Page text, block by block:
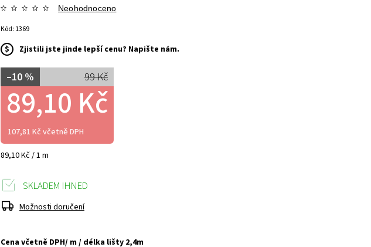
Neohodnoceno
99 Kč
–10 %
89,10 Kč / 1 m
89,10 Kč
107,81 Kč včetně DPH
$ Zjistili jste jinde lepší cenu? Napište nám.
Kód: 1369
Cena včetně DPH/ m / délka lišty 2,4m
SKLADEM IHNED
Možnosti doručení